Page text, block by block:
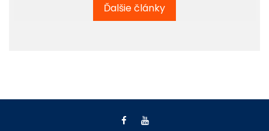
Ďalšie články